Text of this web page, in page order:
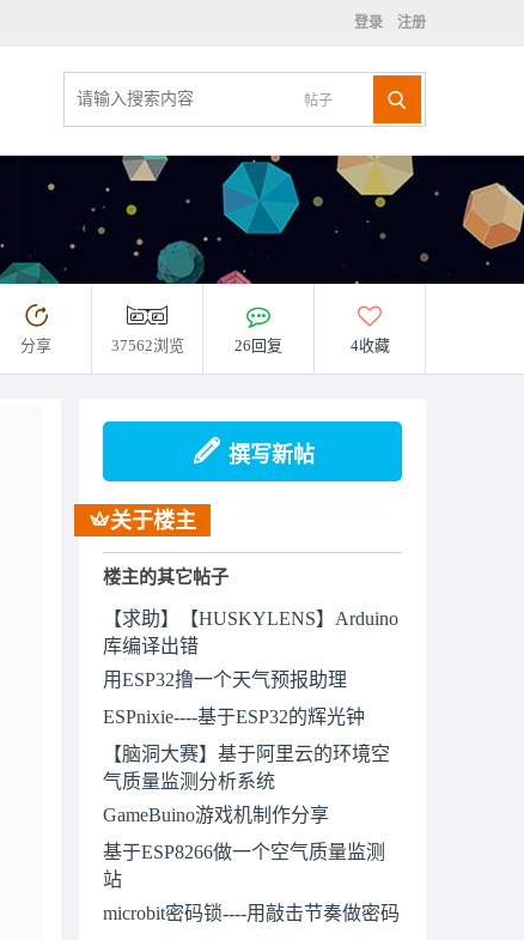
登录 注册
帖子
分享 37562浏览 26回复 4收藏
撰写新帖
关于楼主
楼主的其它帖子
【求助】【HUSKYLENS】Arduino
库编译出错
用ESP32撸一个天气预报助理
ESPnixie----基于ESP32的辉光钟
【脑洞大赛】基于阿里云的环境空
气质量监测分析系统
GameBuino游戏机制作分享
基于ESP8266做一个空气质量监测
站
microbit密码锁----用敲击节奏做密码